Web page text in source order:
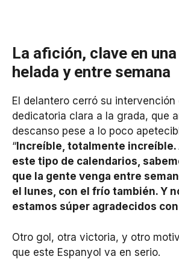
La afición, clave en
helada y entre semana
El delantero cerró su intervención
dedicatoria clara a la grada, que
descanso pese a lo poco
“ Increíble, totalmente increíble.
este tipo de calendarios,
que la gente venga entre
el lunes, con el frío también. Y
estamos súper agradecidos
Otro gol, otra victoria, y otro
que este Espanyol va en serio.